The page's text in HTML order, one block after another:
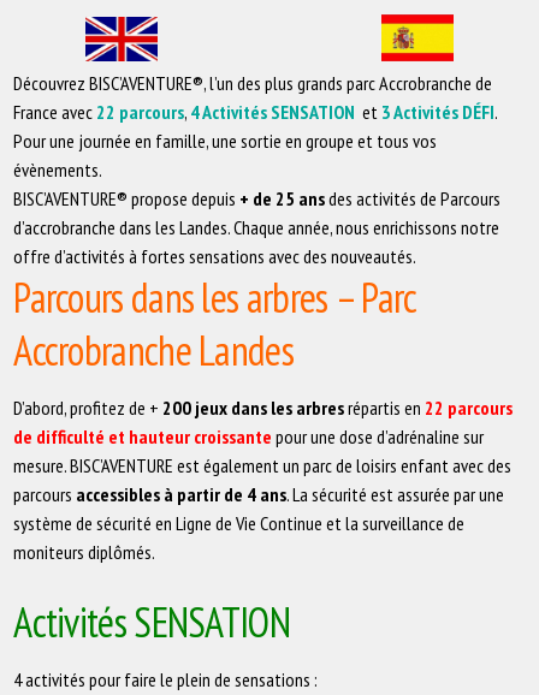
Découvrez BISC’AVENTURE®, l’un des plus grands parc Accrobranche de
France avec 22 parcours, 4 Activités SENSATION et 3 Activités DÉFI.
Pour une journée en famille, une sortie en groupe et tous vos
évènements.
BISC’AVENTURE® propose depuis + de 25 ansdes activités de Parcours
d’accrobranche dans les Landes. Chaque année, nous enrichissons notre
offre d’activités à fortes sensations avec des nouveautés.
Parcours dans les arbres – Parc
Accrobranche Landes
D’abord, profitez de + 200 jeux dans les arbresrépartis en 22 parcours
de difficulté et hauteur croissante pour une dose d’adrénaline sur
mesure. BISC’AVENTURE est également un parc de loisirs enfant avec des
parcours accessibles à partir de 4 ans. La sécurité est assurée par une
système de sécurité en Ligne de Vie Continue et la surveillance de
moniteurs diplômés.
Activités SENSATION
4 activités pour faire le plein de sensations :